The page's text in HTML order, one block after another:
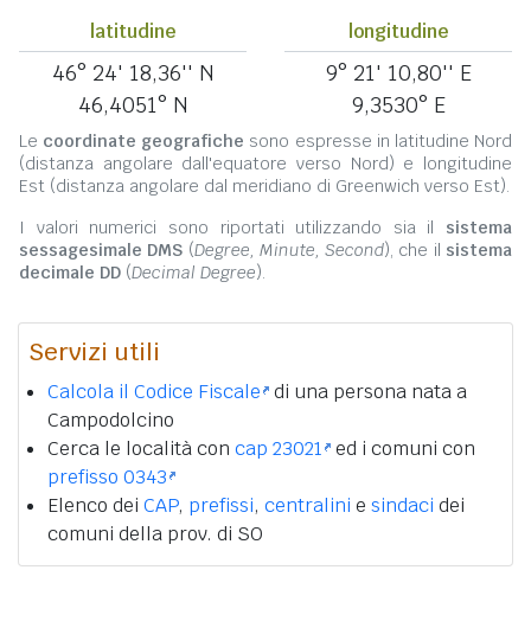
latitudine
46° 24' 18,36'' N
46,4051° N
longitudine
9° 21' 10,80'' E
9,3530° E
Le coordinate geografiche sono espresse in latitudine Nord
(distanza angolare dall'equatore verso Nord) e longitudine
Est (distanza angolare dal meridiano di Greenwich verso Est).
I valori numerici sono riportati utilizzando sia il sistema
sessagesimale DMS (Degree, Minute, Second), che il sistema
decimale DD (Decimal Degree).
Servizi utili
Calcola il Codice Fiscale di una persona nata a
Campodolcino
Cerca le località con cap 23021 ed i comuni con
prefisso 0343
Elenco dei CAP, prefissi, centralini e sindaci dei
comuni della prov. di SO